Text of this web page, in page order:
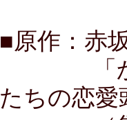
■原作：赤
「かぐ
たちの恋愛